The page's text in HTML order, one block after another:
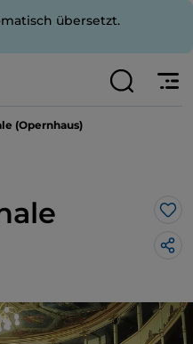
übersetzt.
(Opernhaus)